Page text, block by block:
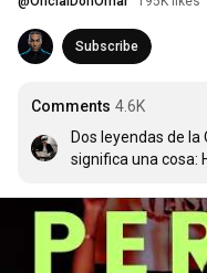
Subscribe
Comments 4.6K
Dos leyendas de la
significa una cosa: